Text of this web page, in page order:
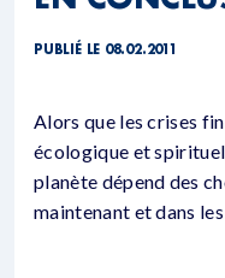
PUBLIÉ LE 08.02.2011
Alors que les crises
écologique et
planète dépend des
maintenant et dans